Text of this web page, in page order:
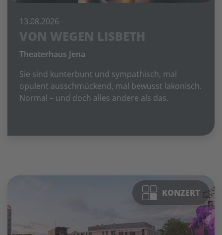
13.08.2026
VON WEGEN LISBETH
Theaterhaus Jena
Sie sind kunterbunt und sympathisch, mal
opulent ausschmückend, mal bewusst lakonisch.
Normal – und doch alles andere als das.
KONZERT